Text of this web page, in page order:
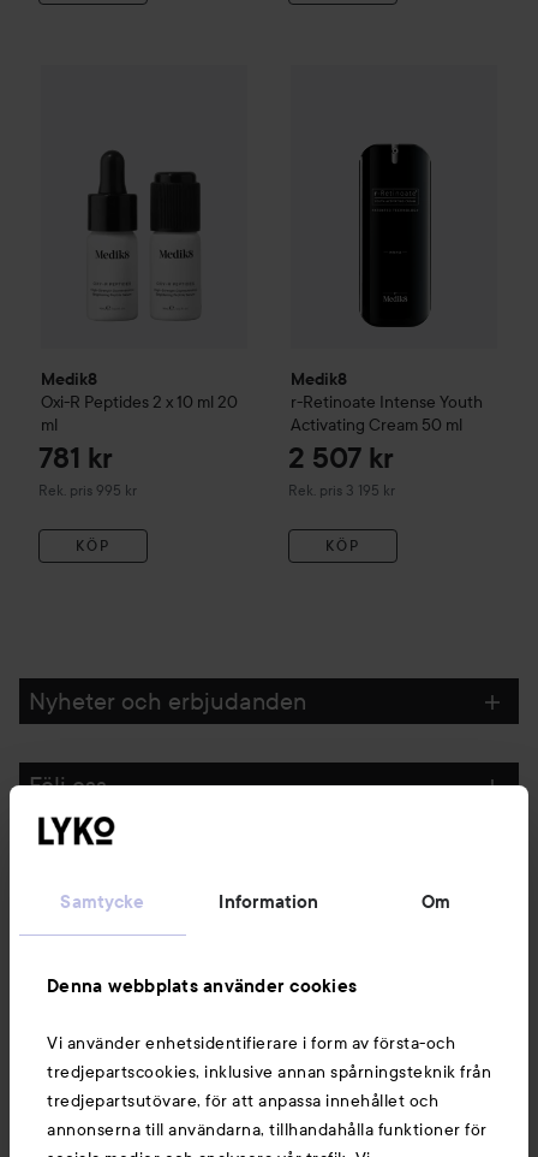
Samtycke Information Om
Denna webbplats använder cookies
Vi använder enhetsidentifierare i form av första-och
tredjepartscookies, inklusive annan spårningsteknik från
tredjepartsutövare, för att anpassa innehållet och
annonserna till användarna, tillhandahålla funktioner för
Medik8
Oxi-R Peptides 2 x 10 ml 20
ml
781 kr
Rek. pris 995 kr
Rekommenderat pris 995 kr
KÖP
Medik8
r-Retinoate Intense Youth
Activating Cream 50 ml
2 507 kr
Rek. pris 3 195 kr
Rekommenderat pris 3 195 kr
KÖP
Nyheter och erbjudanden
Följ oss
Du kanske också gillar